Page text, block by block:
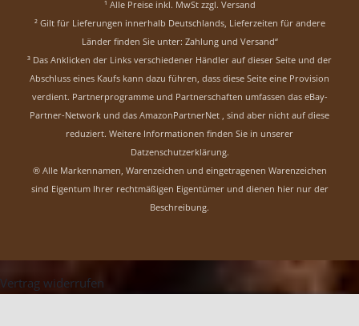
¹ Alle Preise inkl. MwSt zzgl. Versand
² Gilt für Lieferungen innerhalb Deutschlands, Lieferzeiten für andere
Länder finden Sie unter: Zahlung und Versand“
³ Das Anklicken der Links verschiedener Händler auf dieser Seite und der
Abschluss eines Kaufs kann dazu führen, dass diese Seite eine Provision
verdient. Partnerprogramme und Partnerschaften umfassen das eBay-
Partner-Network und das AmazonPartnerNet , sind aber nicht auf diese
reduziert. Weitere Informationen finden Sie in unserer
Datzenschutzerklärung.
® Alle Markennamen, Warenzeichen und eingetragenen Warenzeichen
sind Eigentum Ihrer rechtmäßigen Eigentümer und dienen hier nur der
Beschreibung.
Vertrag widerrufen